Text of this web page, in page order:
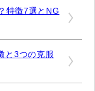
特徴7選とNG
と3つの克服